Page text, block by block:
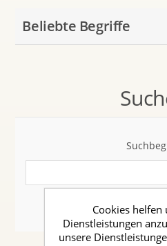
Mit dem Assistenten sprechen
Beliebte Begriffe
Cookies helfen
Dienstleistungen
unsere